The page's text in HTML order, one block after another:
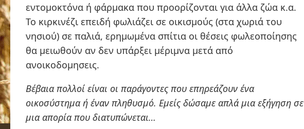
εντομοκτόνα ή φάρμακα που προορίζονται για άλλα ζώα κ.α.
Το κιρκινέζι επειδή φωλιάζει σε οικισμούς (στα χωριά του
νησιού) σε παλιά, ερημωμένα σπίτια οι θέσεις φωλεοποίησης
θα μειωθούν αν δεν υπάρξει μέριμνα μετά από
ανοικοδομησεις.
Βέβαια πολλοί είναι οι παράγοντες που επηρεάζουν ένα
οικοσύστημα ή έναν πληθυσμό. Εμείς δώσαμε απλά μια εξήγηση σε
μια απορία που διατυπώνεται…